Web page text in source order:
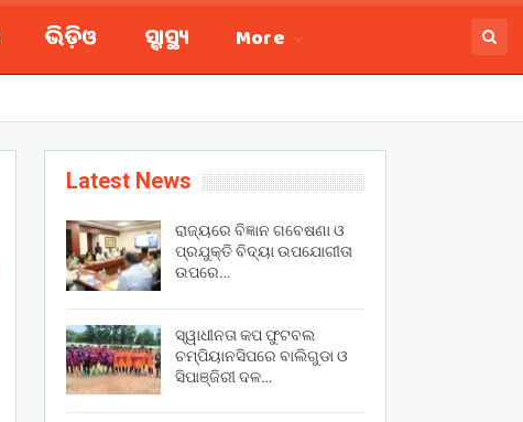
ଭିଡ଼ିଓ ସ୍ବାସ୍ଥ୍ୟ More
Latest News
ରାଜ୍ୟରେ ବିଜ୍ଞାନ ଗବେଷଣା ଓ
ପ୍ରଯୁକ୍ତି ବିଦ୍ୟା ଉପଯୋଗୀତା
ଉପରେ…
ସ୍ୱାଧୀନତା କପ ଫୁଟବଲ
ଚମ୍ପିୟାନସିପରେ ବାଲିଗୁଡା ଓ
ସିପାଞ୍ଜିରୀ ଦଳ…